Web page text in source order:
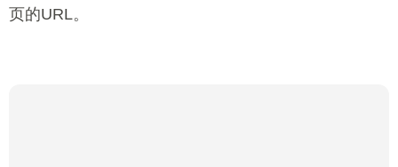
页的URL。